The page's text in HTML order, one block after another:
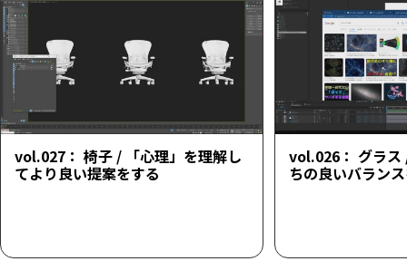
vol.027： 椅子 / 「心理」を理解し
てより良い提案をする
vol.026： グラス
ちの良いバラン